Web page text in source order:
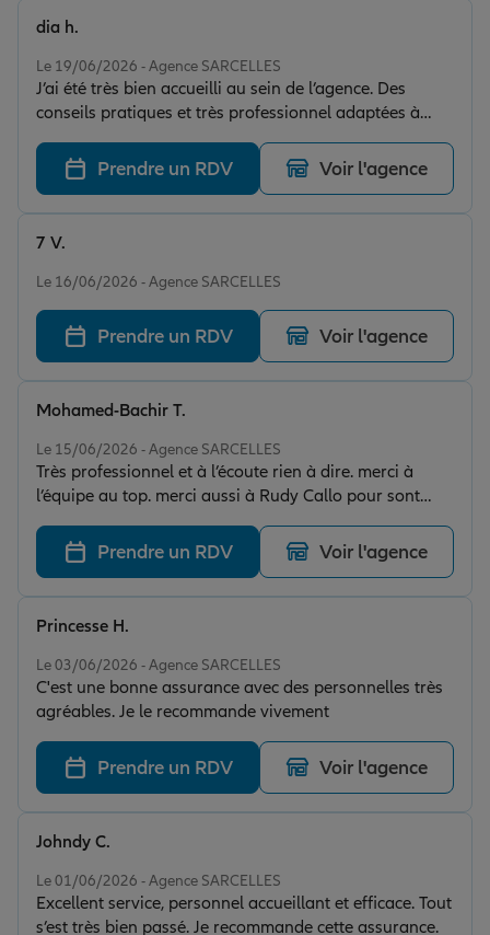
Le 19/06/2026 - Agence SARCELLES
J’ai été très bien accueilli au sein de l’agence. Des
conseils pratiques et très professionnel adaptées à
mes besoins. Je remercie tout particulièrement Adam
qui a pris le temps d’étudier chacun de mes contrats et
de me proposer quelque chose de personnalisé pour
que je puisse avoir la meilleure garantie pour moi et
ma famille. Merci pour votre sérieux
dia h.
Prendre un RDV Voir l'agence
Le 16/06/2026 - Agence SARCELLES
7 V.
Prendre un RDV Voir l'agence
Le 15/06/2026 - Agence SARCELLES
Très professionnel et à l’écoute rien à dire. merci à
l’équipe au top. merci aussi à Rudy Callo pour sont
professionnalisme.
Mohamed-Bachir T.
Prendre un RDV Voir l'agence
Le 03/06/2026 - Agence SARCELLES
C'est une bonne assurance avec des personnelles très
agréables. Je le recommande vivement
Princesse H.
Prendre un RDV Voir l'agence
Le 01/06/2026 - Agence SARCELLES
Excellent service, personnel accueillant et efficace. Tout
s’est très bien passé. Je recommande cette assurance.
Johndy C.